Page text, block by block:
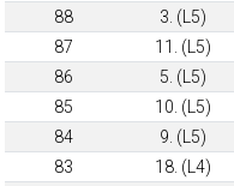
88 3. (L5)
87
11. (L5)
86
5. (L5)
85
10. (L5)
84
9. (L5)
83
18. (L4)